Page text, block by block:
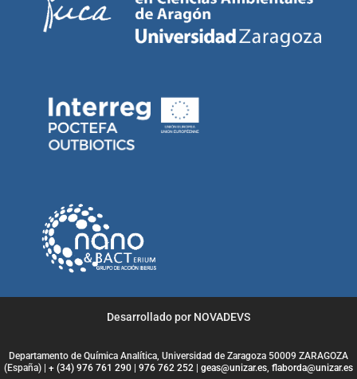
Desarrollado por NOVADEVS
Departamento de Química Analítica, Universidad de Zaragoza 50009 ZARAGOZA
(España) | + (34) 976 761 290 976 762 252 geas@unizar.es, flaborda@unizar.es